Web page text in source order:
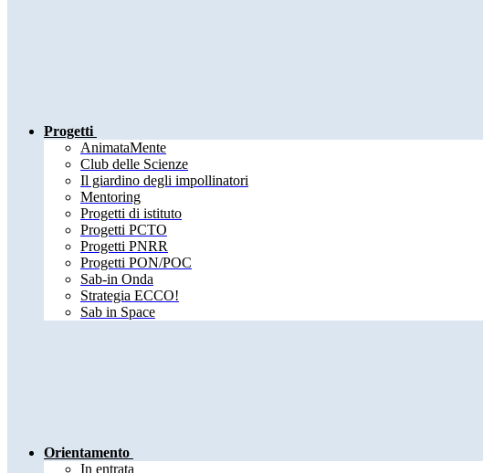
Progetti
AnimataMente
Club delle Scienze
Il giardino degli impollinatori
Mentoring
Progetti di istituto
Progetti PCTO
Progetti PNRR
Progetti PON/POC
Sab-in Onda
Strategia ECCO!
Sab in Space
Orientamento
In entrata